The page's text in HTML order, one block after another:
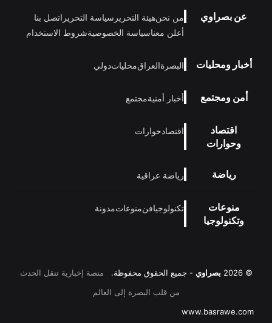
عن بصراوي من نحنهيئة التحرير سياسة التحرير اتصل بنا
أعلن معناسياسة الخصوصيةشروط الاستخدام
أخبار ومحليات البصرةالعراقمحلياتدولي
أمن ومجتمع أخبار أمنيةمجتمع
اقتصاد
وحوارات
اقتصادحوارات
رياضة رياضة عراقية
منوعات
وتكنولوجيا
تكنولوجيافنمنوعاتمدونة
© 2026 بصراوي - جميع الحقوق محفوظة.
منصة إخبارية تنقل الحدث
من قلب البصرة إلى العالم
www.basrawe.com